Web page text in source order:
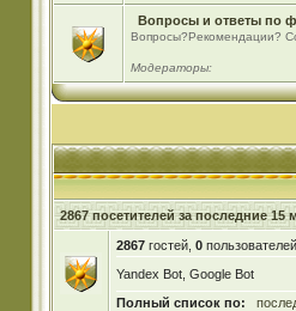
Вопросы и ответы по
Вопросы?Рекомендации?
Модераторы:
2867 посетителей за последние 15
2867гостей, 0пользователей
Yandex Bot, Google Bot
Полный список по: